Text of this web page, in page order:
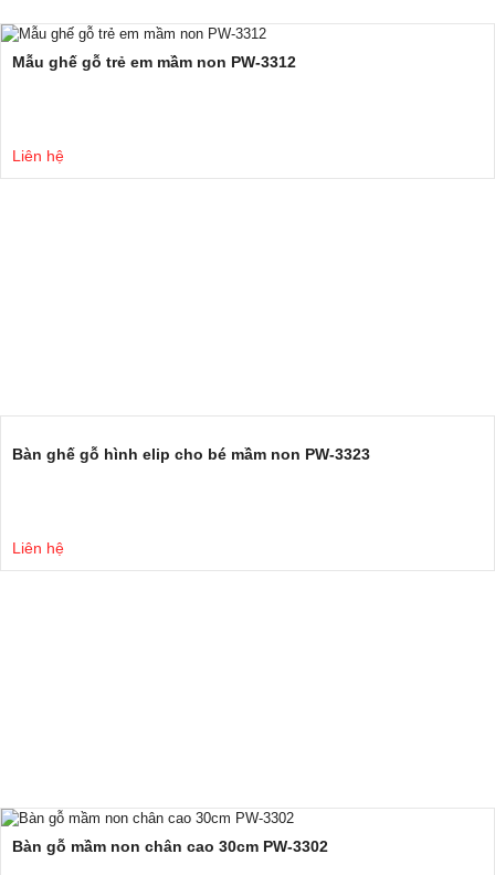
Mẫu ghế gỗ trẻ em mầm non PW-3312
Liên hệ
Bàn ghế gỗ hình elip cho bé mầm non PW-3323
Liên hệ
Bàn gỗ mầm non chân cao 30cm PW-3302